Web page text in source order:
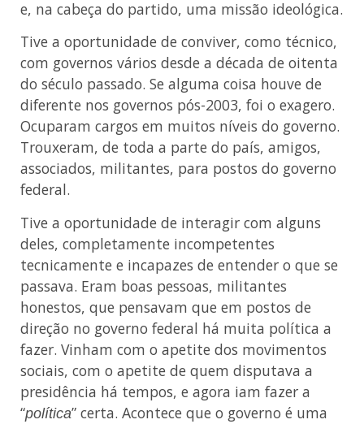
e, na cabeça do partido, uma missão ideológica.
Tive a oportunidade de conviver, como técnico,
com governos vários desde a década de oitenta
do século passado. Se alguma coisa houve de
diferente nos governos pós-2003, foi o exagero.
Ocuparam cargos em muitos níveis do governo.
Trouxeram, de toda a parte do país, amigos,
associados, militantes, para postos do governo
federal.
Tive a oportunidade de interagir com alguns
deles, completamente incompetentes
tecnicamente e incapazes de entender o que se
passava. Eram boas pessoas, militantes
honestos, que pensavam que em postos de
direção no governo federal há muita política a
fazer. Vinham com o apetite dos movimentos
sociais, com o apetite de quem disputava a
presidência há tempos, e agora iam fazer a
“política” certa. Acontece que o governo é uma